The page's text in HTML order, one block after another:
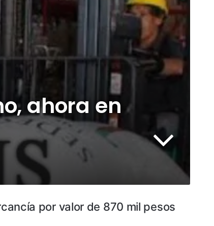
ahora en
por valor de 870 mil pesos